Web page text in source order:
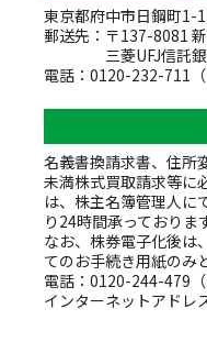
東京都府中市日鋼町1-1
郵送先：〒137-8081
三菱UFJ信託銀行
電話：0120-232-711（
名義書換請求書、住所
未満株式買取請求等に
は、株主名簿管理人に
り24時間承っておりま
なお、株券電子化後は
てのお手続き用紙のみ
電話：0120-244-479（
インターネットアドレ